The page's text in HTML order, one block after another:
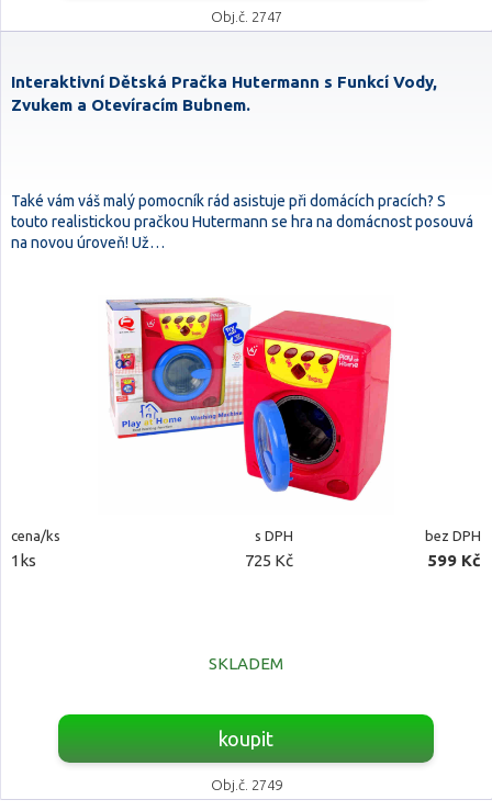
Obj.č. 2747
Interaktivní Dětská Pračka Hutermann s Funkcí Vody,
Zvukem a Otevíracím Bubnem.
Také vám váš malý pomocník rád asistuje při domácích pracích? S
touto realistickou pračkou Hutermann se hra na domácnost posouvá
na novou úroveň! Už…
cena/ks s DPH bez DPH
1ks 725 Kč 599 Kč
SKLADEM
koupit
Obj.č. 2749